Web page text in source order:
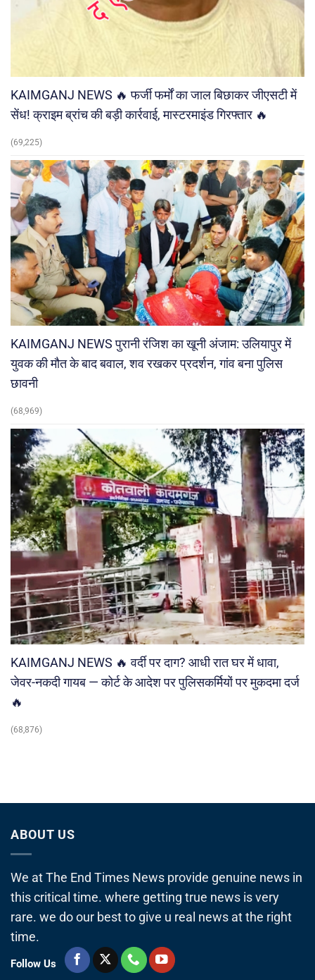
KAIMGANJ NEWS 🔥 फर्जी फर्मों का जाल बिछाकर जीएसटी में
सेंध! क्राइम ब्रांच की बड़ी कार्रवाई, मास्टरमाइंड गिरफ्तार 🔥
(69,225)
KAIMGANJ NEWS पुरानी रंजिश का खूनी अंजाम: उलियापुर में
युवक की मौत के बाद बवाल, शव रखकर प्रदर्शन, गांव बना पुलिस
छावनी
(68,969)
KAIMGANJ NEWS 🔥 वर्दी पर दाग? आधी रात घर में धावा,
जेवर-नकदी गायब — कोर्ट के आदेश पर पुलिसकर्मियों पर मुकदमा दर्ज
🔥
(68,876)
ABOUT US
We at The End Times News provide genuine news in
this critical time. where getting true news is very
rare. we do our best to give u real news at the right
time.
Follow Us